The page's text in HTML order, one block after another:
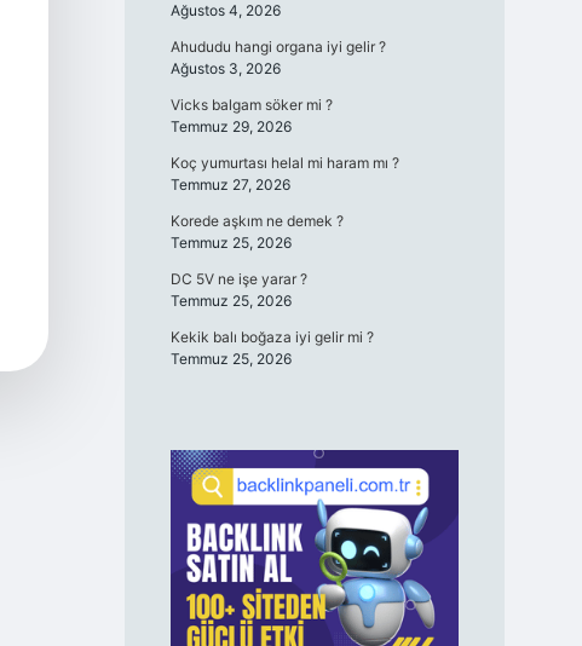
Ağustos 4, 2026
Ahududu hangi organa iyi gelir ?
Ağustos 3, 2026
Vicks balgam söker mi ?
Temmuz 29, 2026
Koç yumurtası helal mi haram mı ?
Temmuz 27, 2026
Korede aşkım ne demek ?
Temmuz 25, 2026
DC 5V ne işe yarar ?
Temmuz 25, 2026
Kekik balı boğaza iyi gelir mi ?
Temmuz 25, 2026